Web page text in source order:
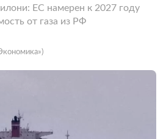
ЕС намерен к 2027 году
от газа из РФ